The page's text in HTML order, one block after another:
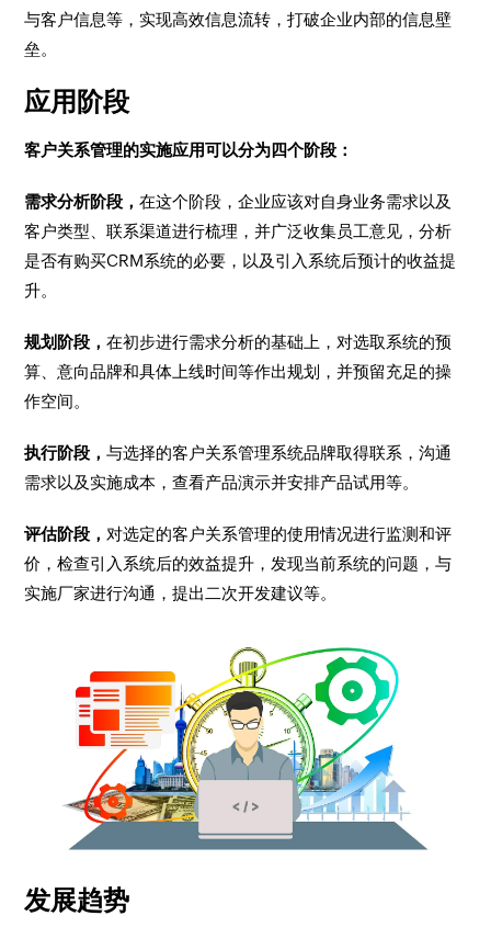
与客户信息等，实现高效信息流转，打破企业内部的信息壁
垒。
应用阶段
客户关系管理的实施应用可以分为四个阶段：
需求分析阶段，在这个阶段，企业应该对自身业务需求以及
客户类型、联系渠道进行梳理，并广泛收集员工意见，分析
是否有购买CRM系统的必要，以及引入系统后预计的收益提
升。
规划阶段，在初步进行需求分析的基础上，对选取系统的预
算、意向品牌和具体上线时间等作出规划，并预留充足的操
作空间。
执行阶段，与选择的客户关系管理系统品牌取得联系，沟通
需求以及实施成本，查看产品演示并安排产品试用等。
评估阶段， 对选定的客户关系管理的使用情况进行监测和评
价，检查引入系统后的效益提升，发现当前系统的问题，与
实施厂家进行沟通，提出二次开发建议等。
发展趋势